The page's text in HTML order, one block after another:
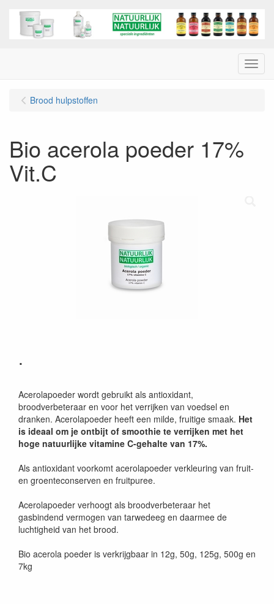
Menu
Brood hulpstoffen
Bio acerola poeder 17%
Vit.C
.
Acerolapoeder wordt gebruikt als antioxidant,
broodverbeteraar en voor het verrijken van voedsel en
dranken. Acerolapoeder heeft een milde, fruitige smaak. Het
is ideaal om je ontbijt of smoothie te verrijken met het
hoge natuurlijke vitamine C-gehalte van 17%.
Als antioxidant voorkomt acerolapoeder verkleuring van fruit-
en groenteconserven en fruitpuree.
Acerolapoeder verhoogt als broodverbeteraar het
gasbindend vermogen van tarwedeeg en daarmee de
luchtigheid van het brood.
Bio acerola poeder is verkrijgbaar in 12g, 50g, 125g, 500g en
7kg